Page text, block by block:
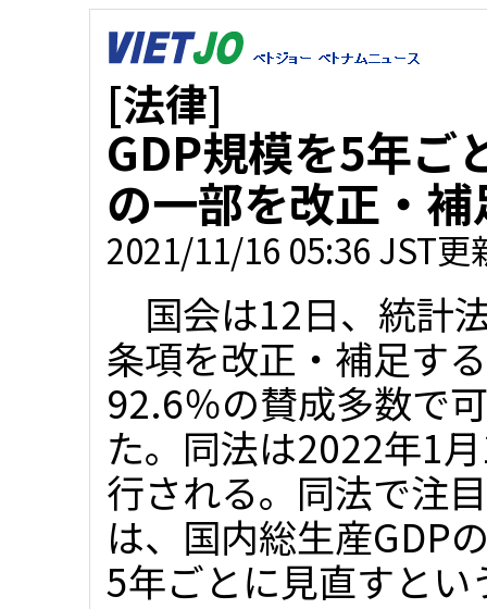
[法律]
GDP規模を5年ご
の一部を改正・
2021/11/16 05:36 JST更
国会は12日、統計
条項を改正・補足す
92.6％の賛成多数で
た。同法は2022年1
行される。同法で注
は、国内総生産GDP
5年ごとに見直すと